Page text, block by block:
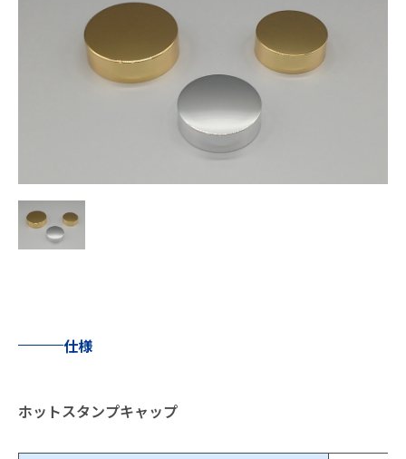
仕様
ホットスタンプキャップ